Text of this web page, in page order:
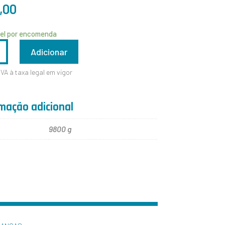
por encomenda
Adicionar
à taxa legal em vigor
adicional
9800 g